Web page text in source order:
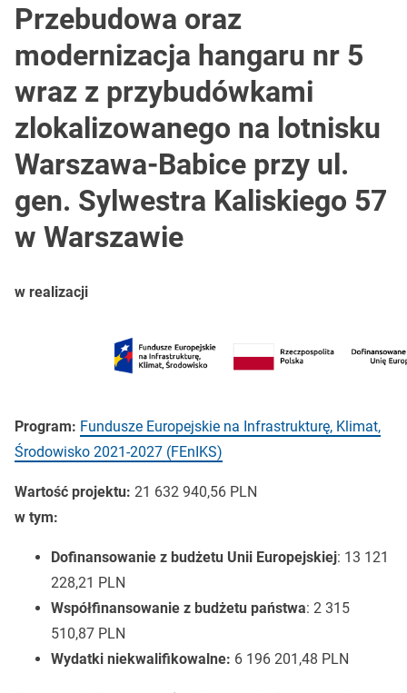
Przebudowa oraz
modernizacja hangaru nr 5
wraz z przybudówkami
zlokalizowanego na lotnisku
Warszawa-Babice przy ul.
gen. Sylwestra Kaliskiego 57
w Warszawie
w realizacji
Program: Fundusze Europejskie na Infrastrukturę, Klimat,
Środowisko 2021-2027 (FEnIKS)
Wartość projektu: 21 632 940,56 PLN
w tym:
Dofinansowanie z budżetu Unii Europejskiej: 13 121
228,21 PLN
Współfinansowanie z budżetu państwa: 2 315
510,87 PLN
Wydatki niekwalifikowalne: 6 196 201,48 PLN